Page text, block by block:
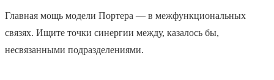
Главная мощь модели Портера — в межфункциональных
связях. Ищите точки синергии между, казалось бы,
несвязанными подразделениями.